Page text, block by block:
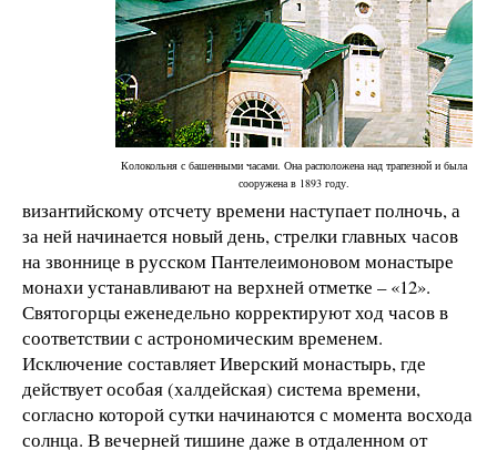
Колокольня с башенными часами. Она расположена над трапезной и была
сооружена в 1893 году.
византийскому отсчету времени наступает полночь, а
за ней начинается новый день, стрелки главных часов
на звоннице в русском Пантелеимоновом монастыре
монахи устанавливают на верхней отметке – «12».
Святогорцы еженедельно корректируют ход часов в
соответствии с астрономическим временем.
Исключение составляет Иверский монастырь, где
действует особая (халдейская) система времени,
согласно которой сутки начинаются с момента восхода
солнца. В вечерней тишине даже в отдаленном от